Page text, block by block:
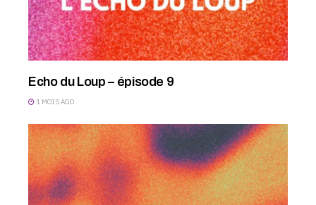
Echo du Loup – épisode 9
1 MOIS AGO